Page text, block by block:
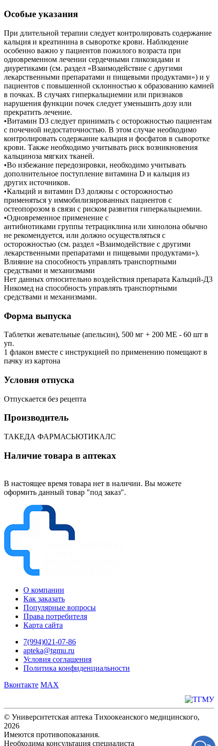
Особые указания
При длительной терапии следует контролировать содержание
кальция и креатинина в сыворотке крови. Наблюдение
особенно важно у пациентов пожилого возраста при
одновременном лечении сердечными гликозидами и
диуретиками (см. раздел «Взаимодействие с другими
лекарственными препаратами и пищевыми продуктами») и у
пациентов с повышенной склонностью к образованию камней
в почках. В случаях гиперкальциемии или признаков
нарушения функции почек следует уменьшить дозу или
прекратить лечение.
•Витамин D3 следует принимать с осторожностью пациентам
с почечной недостаточностью. В этом случае необходимо
контролировать содержание кальция и фосфатов в сыворотке
крови. Также необходимо учитывать риск возникновения
кальциноза мягких тканей.
•Во избежание передозировки, необходимо учитывать
дополнительное поступление витамина D и кальция из
других источников.
•Кальций и витамин D3 должны с осторожностью
применяться у иммобилизированных пациентов с
остеопорозом в связи с риском развития гиперкальциемии.
•Одновременное применение с
антибиотиками группы тетрациклина или хинолона обычно
не рекомендуется, или должно осуществляться с
осторожностью (см. раздел «Взаимодействие с другими
лекарственными препаратами и пищевыми продуктами»).
Влияние на способность управлять транспортными
средствами и механизмами
Нет данных относительно воздействия препарата Кальций-Д3
Никомед на способность управлять транспортными
средствами и механизмами.
Форма выпуска
Таблетки жевательные (апельсин), 500 мг + 200 ME - 60 шт в
уп.
1 флакон вместе с инструкцией по применению помещают в
пачку из картона
Условия отпуска
Отпускается без рецепта
Производитель
ТАКЕДА ФАРМАСЬЮТИКАЛС
Наличие товара в аптеках
В настоящее время товара нет в наличии. Вы можете
оформить данный товар "под заказ".
О компании
Как заказать
Популярные вопросы
Права потребителя
Карта сайта
7(994)021-07-86
apteka@tgmu.ru
Условия соглашения
Политика конфиденциальности
Вконтакте MAX
© Университетская аптека Тихоокеанского медицинского,
2026
Имеются противопоказания.
Необходима консультация специалиста